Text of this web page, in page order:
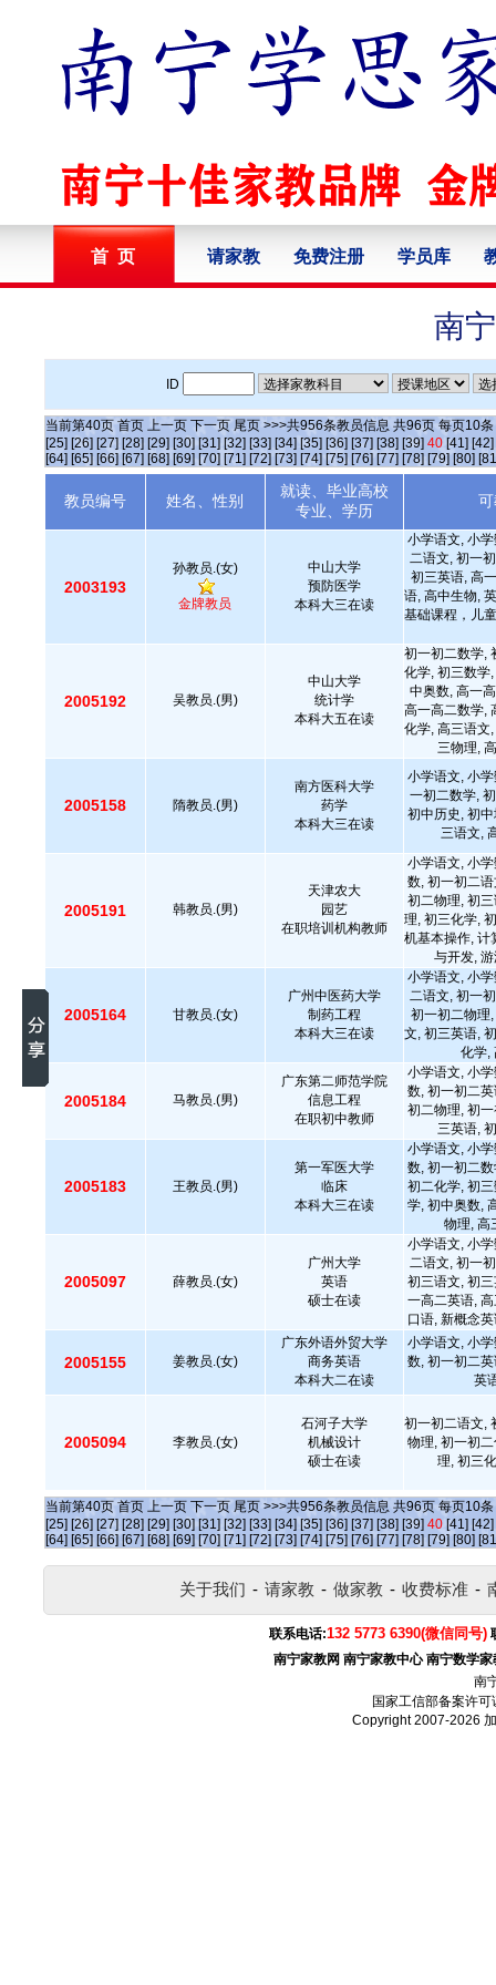
首 页 请家教 免费注册 学员库
南
ID
当前第40页 首页 上一页 下一页 尾页 >>>共956条教员信息 共96页 每页10条
[25] [26] [27] [28] [29] [30] [31] [32] [33] [34] [35] [36] [37] [38] [39] 40 [41] [42]
[64] [65] [66] [67] [68] [69] [70] [71] [72] [73] [74] [75] [76] [77] [78] [79] [80]
教员编号 姓名、性别
就读、毕业高校
专业、学历
2003193
孙教员.(女)
金牌教员
中山大学
预防医学
本科大三在读
小学语文, 小
二语文, 初一
初三英语, 高
语, 高中生物,
基础课程，儿
2005192 吴教员.(男)
中山大学
统计学
本科大五在读
初一初二数学,
化学, 初三数学
中奥数, 高一
高一高二数学,
化学, 高三语文
三物理,
2005158 隋教员.(男)
南方医科大学
药学
本科大三在读
小学语文, 小
一初二数学,
初中历史, 初
三语文,
2005191 韩教员.(男)
天津农大
园艺
在职培训机构教师
小学语文, 小
数, 初一初二
初二物理, 初
理, 初三化学,
机基本操作, 计
与开发,
2005164 甘教员.(女)
广州中医药大学
制药工程
本科大三在读
小学语文, 小
二语文, 初一
初一初二物理
文, 初三英语,
化学,
2005184 马教员.(男)
广东第二师范学院
信息工程
在职初中教师
小学语文, 小
数, 初一初二
初二物理, 初
三英语,
2005183 王教员.(男)
第一军医大学
临床
本科大三在读
小学语文, 小
数, 初一初二
初二化学, 初
学, 初中奥数,
物理, 高
2005097 薛教员.(女)
广州大学
英语
硕士在读
小学语文, 小
二语文, 初一
初三语文, 初
一高二英语,
口语, 新概念
2005155 姜教员.(女)
广东外语外贸大学
商务英语
本科大二在读
小学语文, 小
数, 初一初二
英
2005094 李教员.(女)
石河子大学
机械设计
硕士在读
初一初二语文,
物理, 初一初
理, 初三
当前第40页 首页 上一页 下一页 尾页 >>>共956条教员信息 共96页 每页10条
[25] [26] [27] [28] [29] [30] [31] [32] [33] [34] [35] [36] [37] [38] [39] 40 [41] [42]
[64] [65] [66] [67] [68] [69] [70] [71] [72] [73] [74] [75] [76] [77] [78] [79] [80]
关于我们 - 请家教 - 做家教 - 收费标准 -
联系电话:132 5773 6390(微信同号)
南宁家教网 南宁家教中心 南宁数学家
南
国家工信部备案许可
Copyright 2007-2026